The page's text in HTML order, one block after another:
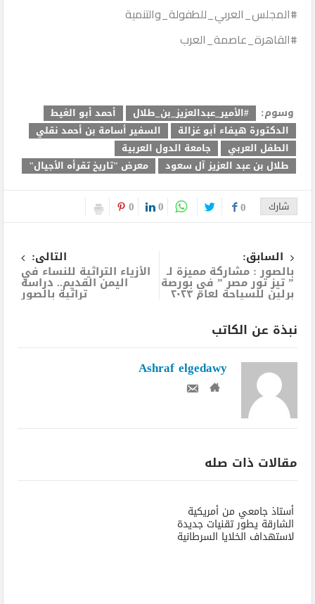
#المجلس_العربي_للطفولة_والتنمية
#القاهرة_عاصمة_العرب
وسوم: #الأمير_عبدالعزيز_بن_طلال
أحمد أبو الغيط
الدكتورة هيفاء أبو غزالة
السفير أسامة بن أحمد نقلي
الطفل العربي
جامعة الدول العربية
طلال بن عبد العزيز آل سعود
معرض "تاريخ تقرأه الأجيال"
شارك 0
0
0
السابق:
بالصور : مشاركة مميزة لـ
” تيز تور مصر ” في بورصة
برلين للسياحة لعام ٢٠٢٣
التالى:
الأزياء التراثية للنساء في
اليمن القديم.. دراسة
تراثية بالصور
نبذة عن الكاتب
Ashraf elgedawy
مقالات ذات صله
أستاذ جامعي من أمريكية
الشارقة يطور تقنيات جديدة
لاستهداف الخلايا السرطانية